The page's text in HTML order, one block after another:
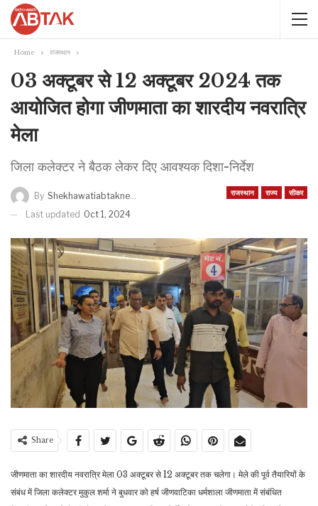
Home राजस्थान
03 अक्टूबर से 12 अक्टूबर 2024 तक
आयोजित होगा जीणमाता का शारदीय नवरात्रि
मेला
जिला कलेक्टर ने बैठक लेकर दिए आवश्यक दिशा-निर्देश
राजस्थान राज्य सीकर
By Shekhawatiabtaknews
Last updated Oct 1, 2024
Share
जीणमाता का शारदीय नवरात्रि मेला 03 अक्टूबर से 12 अक्टूबर तक चलेगा। मेले की पूर्व तैयारियों के
संबंध में जिला कलेक्टर मुकुल शर्मा ने बुधवार को हर्ष जीणवाटिका धर्मशाला जीणमाता में संबंधित